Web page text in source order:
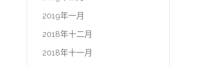
2019年一月
2018年十二月
2018年十一月